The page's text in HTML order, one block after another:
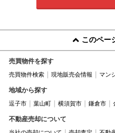
このペー
売買物件を探す
売買物件検索 現地販売会情報 マン
地域から探す
逗子市 葉山町 横須賀市 鎌倉市
不動産売却について